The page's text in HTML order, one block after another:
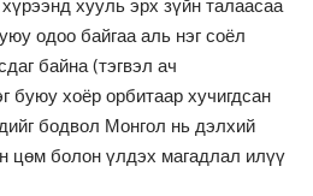
хууль эрх зүйн талаасаа
одоо байгаа аль нэг соёл
байна (тэгвэл ач
буюу хоёр орбитаар хучигдсан
бодвол Монгол нь дэлхий
цөм болон үлдэх магадлал илүү